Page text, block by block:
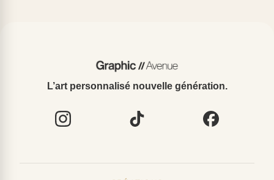
L’art personnalisé nouvelle génération.